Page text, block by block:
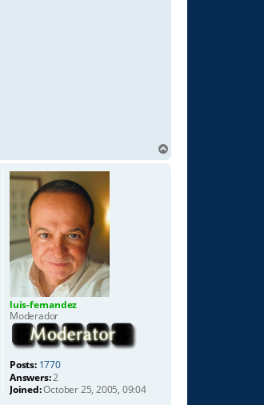
luis-fernandez
Moderador
Posts: 1770
Answers:2
Joined:October 25, 2005, 09:04